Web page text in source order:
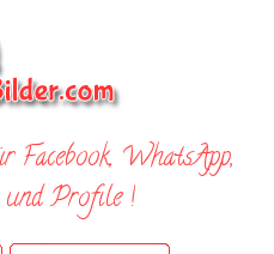
WhatsApp,
und Profile !